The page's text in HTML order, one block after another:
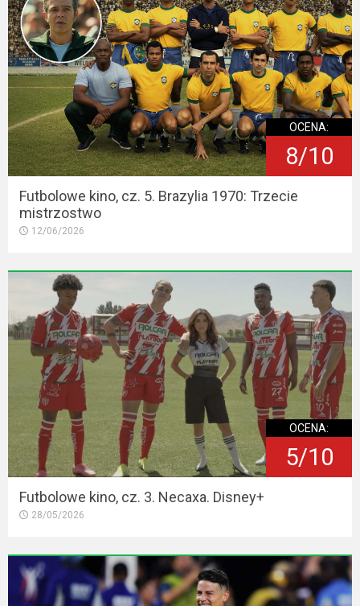
OCENA:
8/10
Futbolowe kino, cz. 5. Brazylia 1970: Trzecie
mistrzostwo
12/06/2026
OCENA:
5/10
Futbolowe kino, cz. 3. Necaxa. Disney+
28/05/2026